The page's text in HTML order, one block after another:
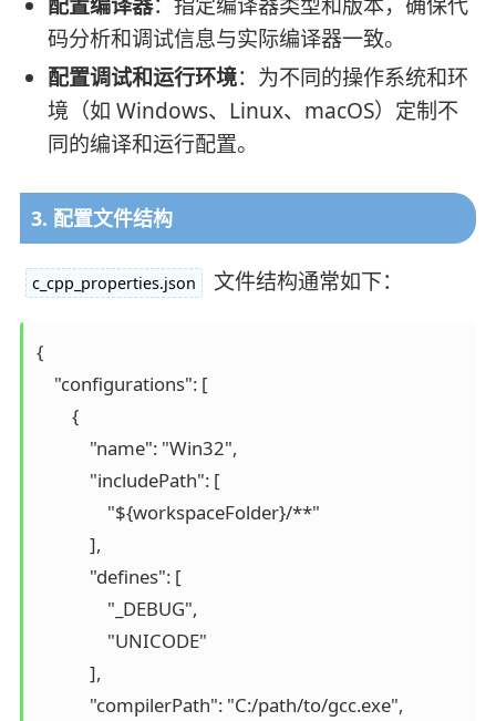
码分析和调试信息与实际编译器一致。
配置调试和运行环境：为不同的操作系统和环
境（如 Windows、Linux、macOS）定制不
同的编译和运行配置。
3. 配置文件结构
c_cpp_properties.json 文件结构通常如下：
{
    "configurations": [
        {
            "name": "Win32",
            "includePath": [
                "${workspaceFolder}/**"
            ],
            "defines": [
                "_DEBUG",
                "UNICODE"
            ],
            "compilerPath": "C:/path/to/gcc.exe",